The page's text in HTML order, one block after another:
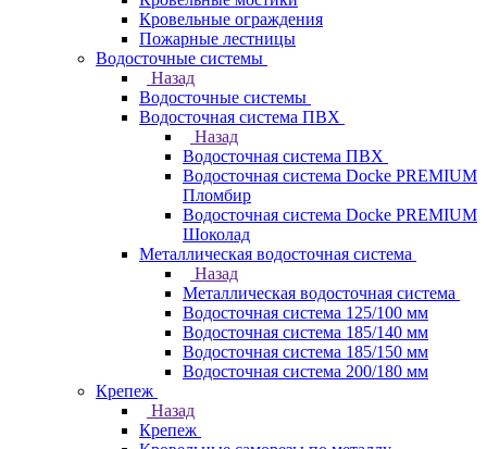
Кровельные ограждения
Пожарные лестницы
Водосточные системы
Назад
Водосточные системы
Водосточная система ПВХ
Назад
Водосточная система ПВХ
Водосточная система Docke PREMIUM
Пломбир
Водосточная система Docke PREMIUM
Шоколад
Металлическая водосточная система
Назад
Металлическая водосточная система
Водосточная система 125/100 мм
Водосточная система 185/140 мм
Водосточная система 185/150 мм
Водосточная система 200/180 мм
Крепеж
Назад
Крепеж